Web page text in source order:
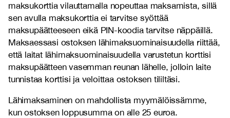
maksukorttia vilauttamalla nopeuttaa maksamista, sillä
sen avulla maksukorttia ei tarvitse syöttää
maksupäätteeseen eikä PIN-koodia tarvitse näppäillä.
Maksaessasi ostoksen lähimaksuominaisuudella riittää,
että laitat lähimaksuominaisuudella varustetun korttisi
maksupäätteen vasemman reunan lähelle, jolloin laite
tunnistaa korttisi ja veloittaa ostoksen tililtäsi.
Lähimaksaminen on mahdollista myymälöissämme,
kun ostoksen loppusumma on alle 25 euroa.